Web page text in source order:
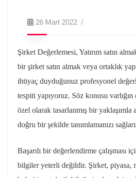
26 Mart 2022
Şirket Değerlemesi, Yatırım satın
bir şirket satın almak veya ortaklık
ihtiyaç duyduğunuz profesyonel
tespiti yapıyoruz. Söz konusu
özel olarak tasarlanmış bir yaklaşımla
doğru bir şekilde tanımlamanızı
Başarılı bir değerlendirme çalışması
bilgiler yeterli değildir. Şirket, piyasa,